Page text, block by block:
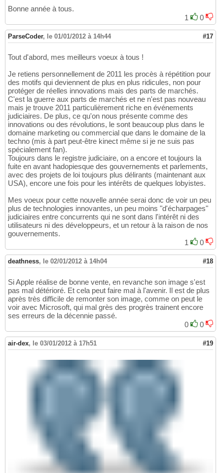
Bonne année à tous.
1
0
ParseCoder, le 01/01/2012 à 14h44 #17
Tout d'abord, mes meilleurs voeux à tous !
Je retiens personnellement de 2011 les procès à répétition pour
des motifs qui deviennent de plus en plus ridicules, non pour
protéger de réelles innovations mais des parts de marchés.
C'est la guerre aux parts de marchés et ne n'est pas nouveau
mais je trouve 2011 particulièrement riche en événements
judiciaires. De plus, ce qu'on nous présente comme des
innovations ou des révolutions, le sont beaucoup plus dans le
domaine marketing ou commercial que dans le domaine de la
techno (mis à part peut-être kinect même si je ne suis pas
spécialement fan).
Toujours dans le registre judiciaire, on a encore et toujours la
fuite en avant hadopiesque des gouvernements et parlements,
avec des projets de loi toujours plus délirants (maintenant aux
USA), encore une fois pour les intérêts de quelques lobyistes.
Mes voeux pour cette nouvelle année serai donc de voir un peu
plus de technologies innovantes, un peu moins "d'écharpages"
judiciaires entre concurrents qui ne sont dans l'intérêt ni des
utilisateurs ni des développeurs, et un retour à la raison de nos
gouvernements.
1
0
deathness, le 02/01/2012 à 14h04 #18
Si Apple réalise de bonne vente, en revanche son image s'est
pas mal détérioré. Et cela peut faire mal à l'avenir. Il est de plus
après très difficile de remonter son image, comme on peut le
voir avec Microsoft, qui mal grès des progrès trainent encore
ses erreurs de la décennie passé.
0
0
air-dex, le 03/01/2012 à 17h51 #19